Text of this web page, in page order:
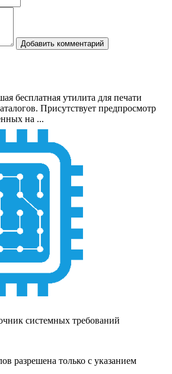
Добавить комментарий
бесплатная утилита для печати
Присутствует предпросмотр
на ...
системных требований
разрешена только с указанием